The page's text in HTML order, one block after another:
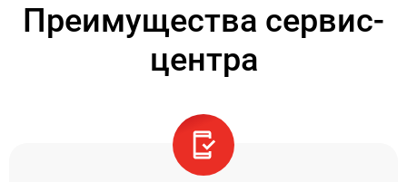
Преимущества сервис-
центра